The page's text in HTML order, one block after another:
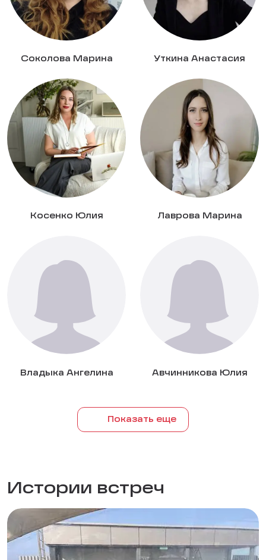
Соколова Марина Уткина Анастасия
Косенко Юлия Лаврова Марина
Владыка Ангелина Авчинникова Юлия
Показать еще
Истории встреч